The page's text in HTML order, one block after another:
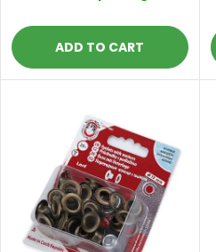
r
t
g
o
d
t
ADD TO CART